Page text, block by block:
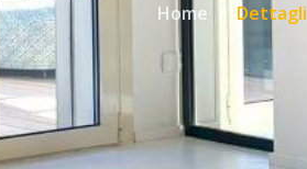
Home Dettagli